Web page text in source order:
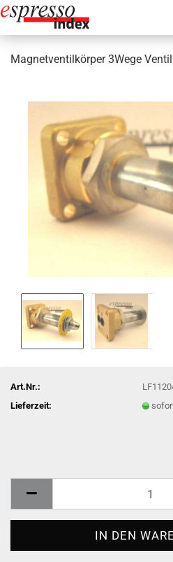
Magnetventilkörper 3Wege
Art.Nr.:
Lieferzeit: